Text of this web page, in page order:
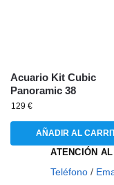
Acuario Kit Cubic
Panoramic 38
129 €
AÑADIR AL
ATENCIÓN
Teléfono /